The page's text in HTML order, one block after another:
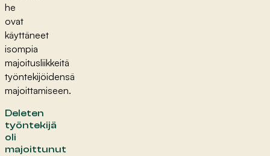
he
ovat
käyttäneet
isompia
majoitusliikkeitä
työntekijöidensä
majoittamiseen.
Deleten
työntekijä
oli
majoittunut